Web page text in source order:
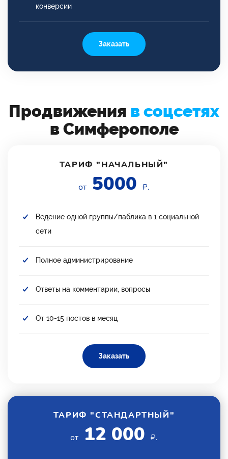
конверсии
Заказать
Продвижения в соцсетях
в Симферополе
ТАРИФ "НАЧАЛЬНЫЙ"
от 5000 ₽.
Ведение одной группы/паблика в 1 социальной
сети
Полное администрирование
Ответы на комментарии, вопросы
От 10-15 постов в месяц
Заказать
ТАРИФ "СТАНДАРТНЫЙ"
от 12 000 ₽.